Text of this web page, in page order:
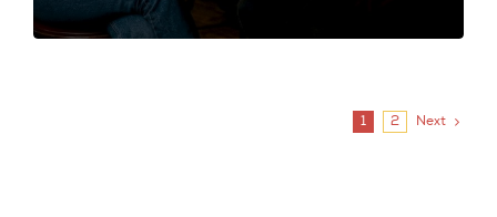
justeringar och gör
1 2 Next